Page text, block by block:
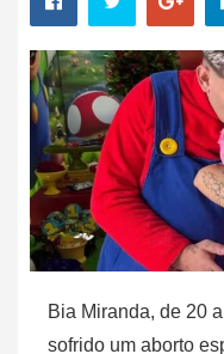
Bia Miranda, de 20
sofrido um aborto